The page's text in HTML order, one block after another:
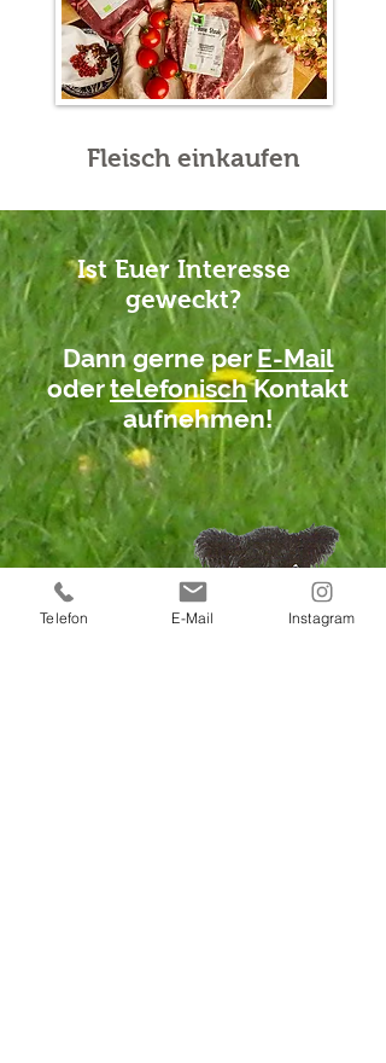
Fleisch einkaufen
Ist Euer Interesse
geweckt?
Dann gerne perE-Mail
odertelefonischKontakt
aufnehmen!
Telefon E-Mail Instagram